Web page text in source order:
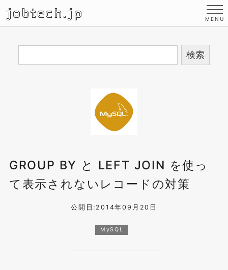
jobtech.jp
GROUP BY と LEFT JOIN を使っ
て表示されないレコードの対策
公開日:2014年09月20日
MySQL